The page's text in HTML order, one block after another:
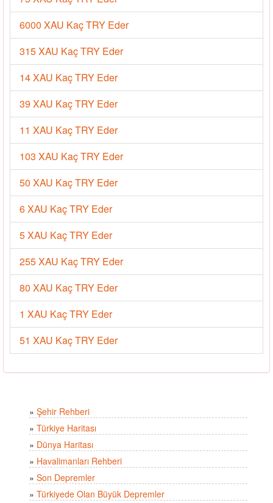
6000 XAU Kaç TRY Eder
315 XAU Kaç TRY Eder
14 XAU Kaç TRY Eder
39 XAU Kaç TRY Eder
11 XAU Kaç TRY Eder
103 XAU Kaç TRY Eder
50 XAU Kaç TRY Eder
6 XAU Kaç TRY Eder
5 XAU Kaç TRY Eder
255 XAU Kaç TRY Eder
80 XAU Kaç TRY Eder
1 XAU Kaç TRY Eder
51 XAU Kaç TRY Eder
» Şehir Rehberi
» Türkiye Haritası
» Dünya Haritası
» Havalimanları Rehberi
» Son Depremler
» Türkiyede Olan Büyük Depremler